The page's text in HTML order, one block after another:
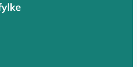
Hva koster